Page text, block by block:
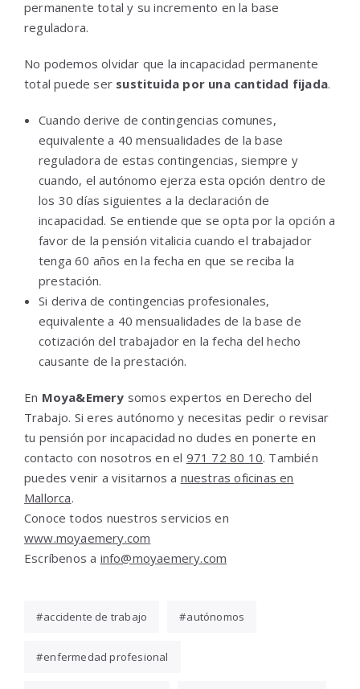
permanente total y su incremento en la base
reguladora.
No podemos olvidar que la incapacidad permanente
total puede ser sustituida por una cantidad fijada.
Cuando derive de contingencias comunes,
equivalente a 40 mensualidades de la base
reguladora de estas contingencias, siempre y
cuando, el autónomo ejerza esta opción dentro de
los 30 días siguientes a la declaración de
incapacidad. Se entiende que se opta por la opción a
favor de la pensión vitalicia cuando el trabajador
tenga 60 años en la fecha en que se reciba la
prestación.
Si deriva de contingencias profesionales,
equivalente a 40 mensualidades de la base de
cotización del trabajador en la fecha del hecho
causante de la prestación.
En Moya&Emery somos expertos en Derecho del
Trabajo. Si eres autónomo y necesitas pedir o revisar
tu pensión por incapacidad no dudes en ponerte en
contacto con nosotros en el 971 72 80 10. También
puedes venir a visitarnos a nuestras oficinas en
Mallorca.
Conoce todos nuestros servicios en
www.moyaemery.com
Escríbenos a info@moyaemery.com
accidente de trabajo autónomos
enfermedad profesional